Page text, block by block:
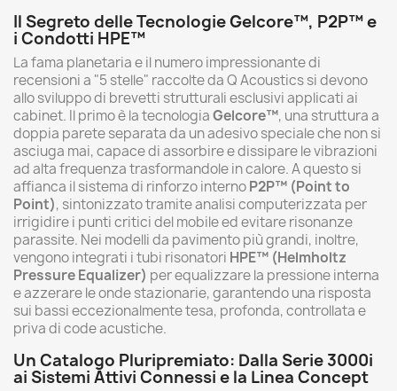
Il Segreto delle Tecnologie Gelcore™, P2P™ e
i Condotti HPE™
La fama planetaria e il numero impressionante di
recensioni a "5 stelle" raccolte da Q Acoustics si devono
allo sviluppo di brevetti strutturali esclusivi applicati ai
cabinet. Il primo è la tecnologiaGelcore™, una struttura a
doppia parete separata da un adesivo speciale che non si
asciuga mai, capace di assorbire e dissipare le vibrazioni
ad alta frequenza trasformandole in calore. A questo si
affianca il sistema di rinforzo internoP2P™ (Point to
Point), sintonizzato tramite analisi computerizzata per
irrigidire i punti critici del mobile ed evitare risonanze
parassite. Nei modelli da pavimento più grandi, inoltre,
vengono integrati i tubi risonatori HPE™ (Helmholtz
Pressure Equalizer) per equalizzare la pressione interna
e azzerare le onde stazionarie, garantendo una risposta
sui bassi eccezionalmente tesa, profonda, controllata e
priva di code acustiche.
Un Catalogo Pluripremiato: Dalla Serie 3000i
ai Sistemi Attivi Connessi e la Linea Concept